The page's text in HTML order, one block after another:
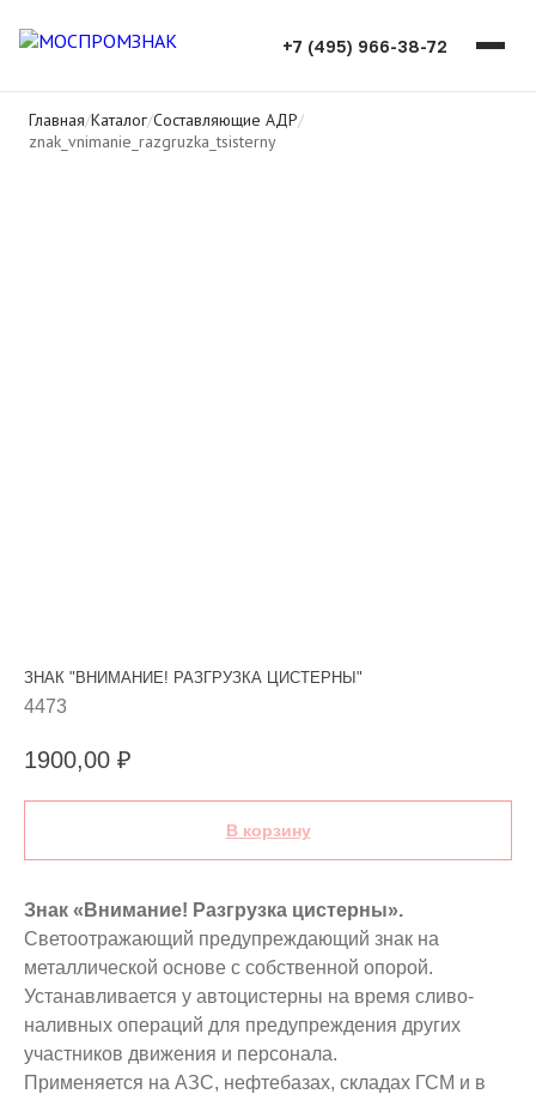
+7 (495) 966-38-72
Главная/Каталог/Составляющие АДР/
znak_vnimanie_razgruzka_tsisterny
ЗНАК "ВНИМАНИЕ! РАЗГРУЗКА ЦИСТЕРНЫ"
4473
1900,00 ₽
В корзину
Знак «Внимание! Разгрузка цистерны».
Светоотражающий предупреждающий знак на
металлической основе с собственной опорой.
Устанавливается у автоцистерны на время сливо-
наливных операций для предупреждения других
участников движения и персонала.
Применяется на АЗС, нефтебазах, складах ГСМ и в